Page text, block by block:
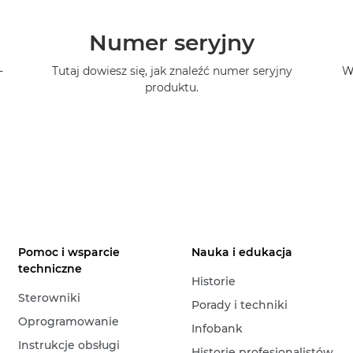
Numer seryjny
Tutaj dowiesz się, jak znaleźć numer seryjny
produktu.
Pomoc i wsparcie
techniczne
Sterowniki
Oprogramowanie
Instrukcje obsługi
Nauka i edukacja
Historie
Porady i techniki
Infobank